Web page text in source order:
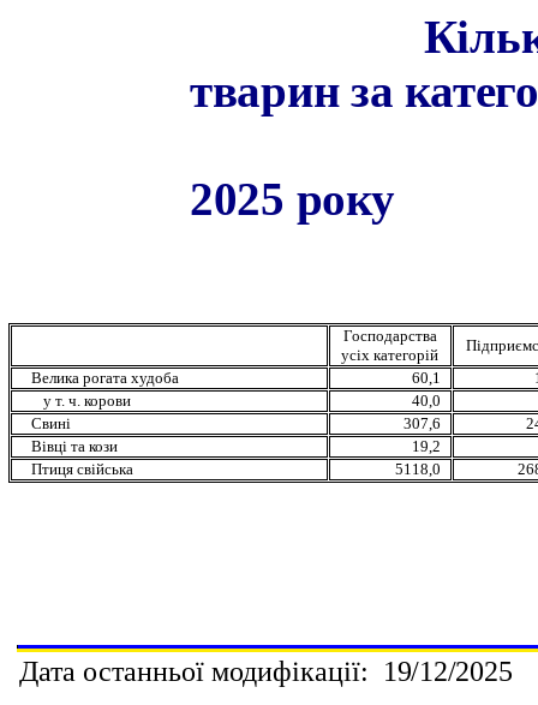
тварин за
2025 року
Господарства
усіх категорій
Велика рогата худоба
60,1
у т. ч. корови
40,0
Свині
307,6
Вівці та кози
19,2
Птиця свійська
5118,0
Дата останньої модифікації: 19/12/2025